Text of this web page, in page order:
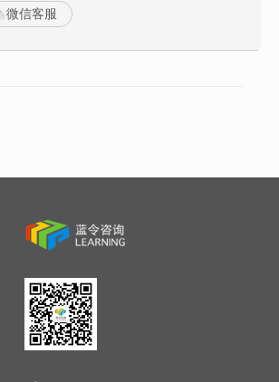
解信息安全相关的工程的基本理论和实践方
：掌握信息安全相关的标准、法律法规、政策
人员（英文名称Certified Information Security
“CISP”），是由中国信息安全测评中心于2002
家培养了近2万名持证人员。培训的学员涵盖了中
方政府部门、军队和各企事业单位。通过CISP培
位的信息安全岗位储备了专业型的技术人才，大
息安全保障的综合能力。同时，通过CISP认证的
国际标准要求的信息安全知识和能力，并为其今
机遇。
微信客服